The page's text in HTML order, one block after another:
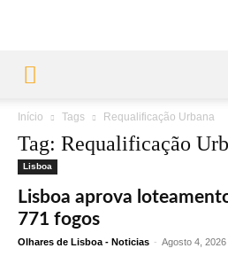
Início Tags Requalificação Urbana
Tag: Requalificação
Lisboa
Lisboa aprova
771 fogos
Olhares de Lisboa - Noticias - Agosto 4, 2026